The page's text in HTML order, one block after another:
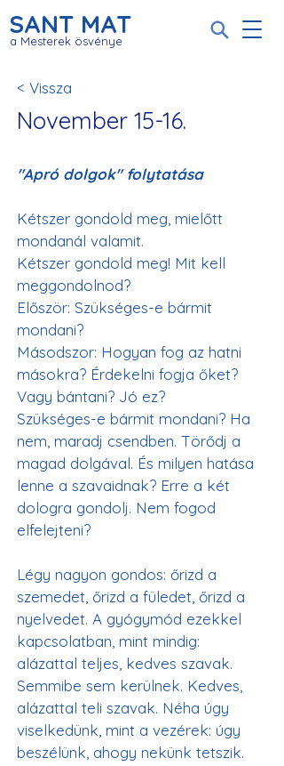
SANT MAT
a Mesterek ösvénye
< Vissza
November 15-16.
"Apró dolgok" folytatása
Kétszer gondold meg, mielőtt
mondanál valamit.
Kétszer gondold meg! Mit kell
meggondolnod?
Először: Szükséges-e bármit
mondani?
Másodszor: Hogyan fog az hatni
másokra? Érdekelni fogja őket?
Vagy bántani? Jó ez?
Szükséges-e bármit mondani? Ha
nem, maradj csendben. Törődj a
magad dolgával. És milyen hatása
lenne a szavaidnak? Erre a két
dologra gondolj. Nem fogod
elfelejteni?
Légy nagyon gondos: őrizd a
szemedet, őrizd a füledet, őrizd a
nyelvedet. A gyógymód ezekkel
kapcsolatban, mint mindig:
alázattal teljes, kedves szavak.
Semmibe sem kerülnek. Kedves,
alázattal teli szavak. Néha úgy
viselkedünk, mint a vezérek: úgy
beszélünk, ahogy nekünk tetszik.